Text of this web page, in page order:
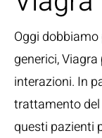
Oggi
generici,
interazioni. In
trattamento
questi pazienti